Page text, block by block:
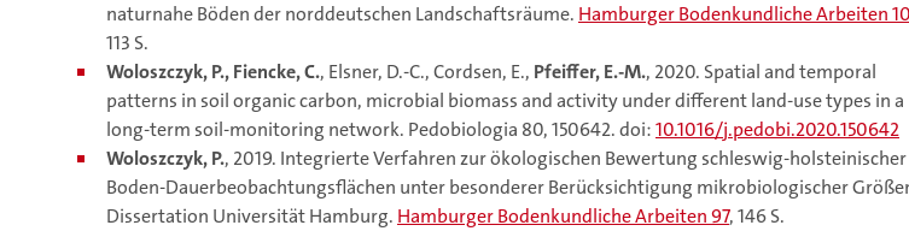
naturnahe Böden der norddeutschen Landschaftsräume. Hamburger Bodenkundliche Arbeiten
113 S.
Woloszczyk, P., Fiencke, C., Elsner, D.-C., Cordsen, E., Pfeiffer, E.-M., 2020. Spatial and temporal
patterns in soil organic carbon, microbial biomass and activity under different land-use types in a
long-term soil-monitoring network. Pedobiologia 80, 150642. doi:10.1016/j.pedobi.2020.150642
Woloszczyk, P., 2019. Integrierte Verfahren zur ökologischen Bewertung schleswig-holsteinischer
Boden-Dauerbeobachtungsflächen unter besonderer Berücksichtigung mikrobiologischer
Dissertation Universität Hamburg. Hamburger Bodenkundliche Arbeiten 97, 146 S.